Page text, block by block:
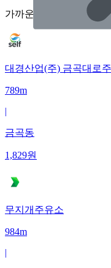
가까운순
대경산업(주) 금곡대로
789m
|
금곡동
1,829원
무지개주유소
984m
|